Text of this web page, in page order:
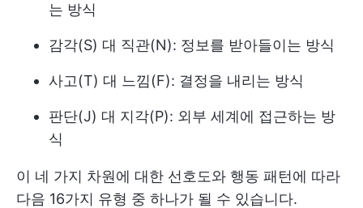
는 방식
감각(S) 대 직관(N): 정보를 받아들이는 방식
사고(T) 대 느낌(F): 결정을 내리는 방식
판단(J) 대 지각(P): 외부 세계에 접근하는 방
식
이 네 가지 차원에 대한 선호도와 행동 패턴에 따라
다음 16가지 유형 중 하나가 될 수 있습니다.